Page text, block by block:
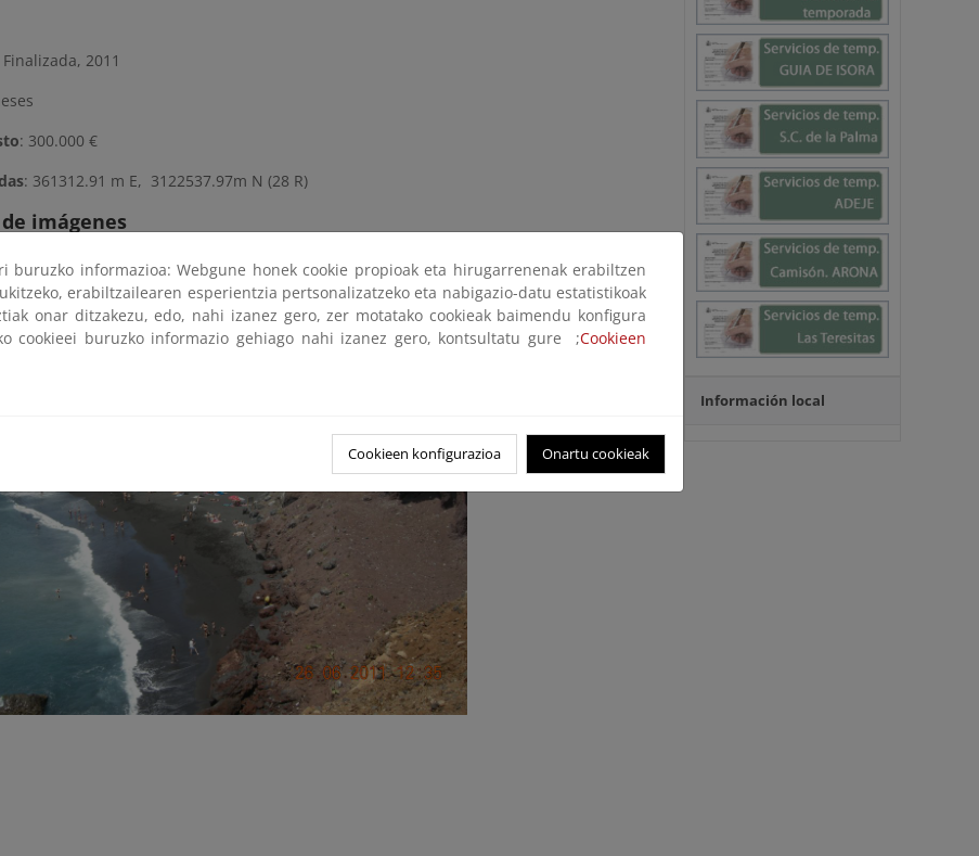
Finalizada, 2011
: 300.000 €
: 361312.91 m E, 3122537.97m N (28 R)
imágenes
sobre la imagen para ver la galería del proyecto a tamaño completo:
Información local
buruzko informazioa: Webgune honek cookie propioak eta hirugarrenenak erabiltzen
erabiltzailearen esperientzia pertsonalizatzeko eta nabigazio-datu estatistikoak
onar ditzakezu, edo, nahi izanez gero, zer motatako cookieak baimendu konfigura
cookieei buruzko informazio gehiago nahi izanez gero, kontsultatu gure ;Cookieen
Cookieen konfigurazioa Onartu cookieak